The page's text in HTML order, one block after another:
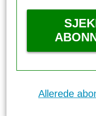
Allerede